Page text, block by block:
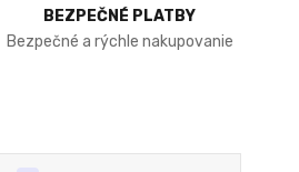
BEZPEČNÉ PLATBY
Bezpečné a rýchle nakupovanie